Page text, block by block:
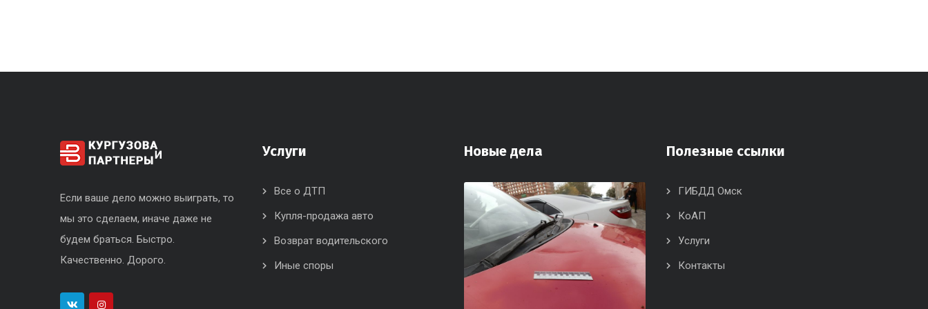
Если ваше дело можно выиграть, то
мы это сделаем, иначе даже не
будем браться. Быстро.
Качественно. Дорого.
Услуги
Все о ДТП
Купля-продажа авто
Возврат водительского
Иные споры
Новые дела Полезные ссылки
ГИБДД Омск
КоАП
Услуги
Контакты